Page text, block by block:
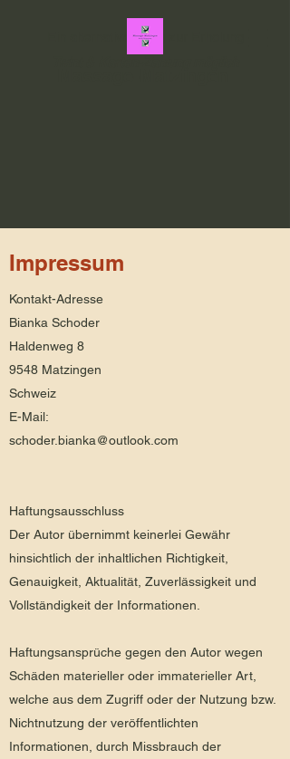
Ein alternativer Weg zur Erholung
Impressum
Kontakt-Adresse
Bianka Schoder
Haldenweg 8
9548 Matzingen
Schweiz
E-Mail:
schoder.bianka@outlook.com
Haftungsausschluss
Der Autor übernimmt keinerlei Gewähr
hinsichtlich der inhaltlichen Richtigkeit,
Genauigkeit, Aktualität, Zuverlässigkeit und
Vollständigkeit der Informationen.
Haftungsansprüche gegen den Autor wegen
Schäden materieller oder immaterieller Art,
welche aus dem Zugriff oder der Nutzung bzw.
Nichtnutzung der veröffentlichten
Informationen, durch Missbrauch der